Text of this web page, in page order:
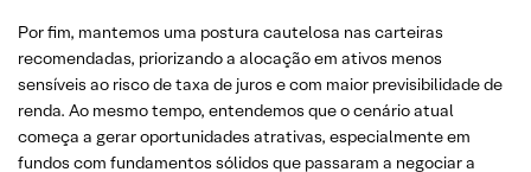
Por fim, mantemos uma postura cautelosa nas carteiras
recomendadas, priorizando a alocação em ativos menos
sensíveis ao risco de taxa de juros e com maior previsibilidade de
renda. Ao mesmo tempo, entendemos que o cenário atual
começa a gerar oportunidades atrativas, especialmente em
fundos com fundamentos sólidos que passaram a negociar a